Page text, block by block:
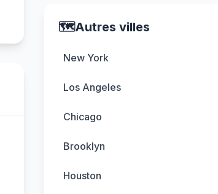
🗺️Autres villes
New York
Los Angeles
Chicago
Brooklyn
Houston